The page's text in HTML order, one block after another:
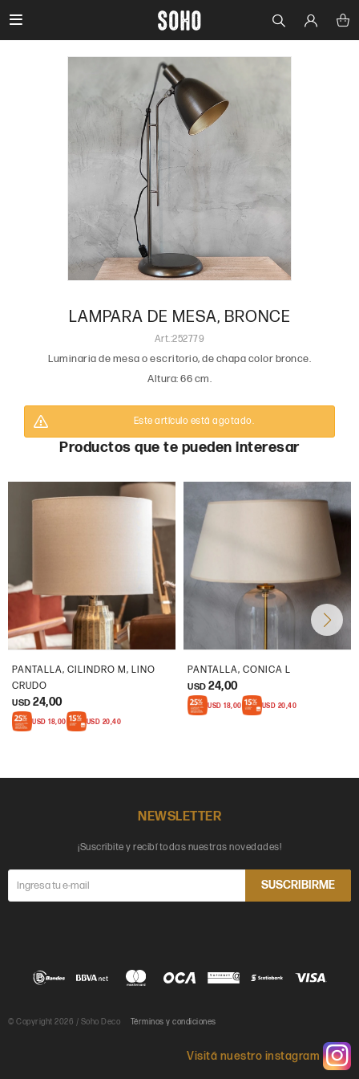

LAMPARA DE MESA, BRONCE
252779
Luminaria de mesa o escritorio, de chapa color bronce.
Altura: 66 cm.
Este artículo está agotado.
Productos que te pueden interesar
PANTALLA, CILINDRO M, LINO
CRUDO
USD 24,00
USD 18,00 USD 20,40
PANTALLA, CONICA L
USD 24,00
USD 18,00 USD 20,40
NEWSLETTER
¡Suscribite y recibí todas nuestras novedades!
SUSCRIBIRME

© Copyright 2026 / Soho Deco Términos y condiciones